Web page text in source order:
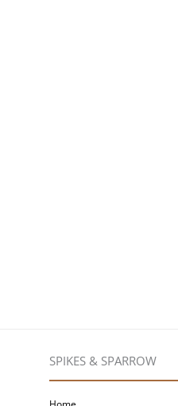
SPIKES & SPARROW